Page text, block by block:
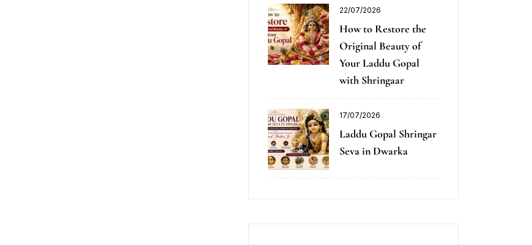
22/07/2026
How to Restore the
Original Beauty of
Your Laddu Gopal
with Shringaar
17/07/2026
Laddu Gopal Shringar
Seva in Dwarka